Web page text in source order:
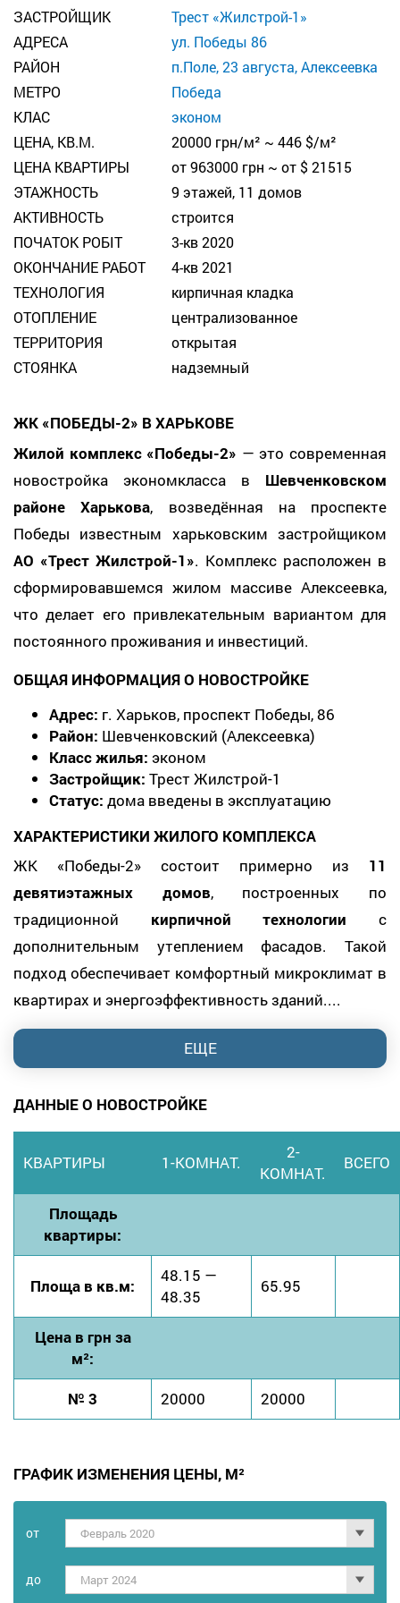
ЗАСТРОЙЩИК
Трест «Жилстрой-1»
АДРЕСА
ул. Победы 86
РАЙОН
п.Поле, 23 августа, Алексеевка
МЕТРО
Победа
КЛАС
эконом
ЦЕНА, КВ.М.
20000 грн/м² ~ 446 $/м²
ЦЕНА КВАРТИРЫ
от 963000 грн ~ от $ 21515
ЭТАЖНОСТЬ
9 этажей, 11 домов
АКТИВНОСТЬ
строится
ПОЧАТОК РОБІТ
3-кв 2020
ОКОНЧАНИЕ РАБОТ
4-кв 2021
ТЕХНОЛОГИЯ
кирпичная кладка
ОТОПЛЕНИЕ
централизованное
ТЕРРИТОРИЯ
открытая
СТОЯНКА
надземный
ЖК «ПОБЕДЫ-2» В ХАРЬКОВЕ
Жилой комплекс «Победы-2» — это современная
новостройка экономкласса в Шевченковском
районе Харькова, возведённая на проспекте
Победы известным харьковским застройщиком
АО «Трест Жилстрой-1». Комплекс расположен в
сформировавшемся жилом массиве Алексеевка,
что делает его привлекательным вариантом для
постоянного проживания и инвестиций.
ОБЩАЯ ИНФОРМАЦИЯ О НОВОСТРОЙКЕ
Адрес: г. Харьков, проспект Победы, 86
Район: Шевченковский (Алексеевка)
Класс жилья: эконом
Застройщик: Трест Жилстрой-1
Статус: дома введены в эксплуатацию
ХАРАКТЕРИСТИКИ ЖИЛОГО КОМПЛЕКСА
ЖК «Победы-2» состоит примерно из 11
девятиэтажных домов, построенных по
традиционной кирпичной технологии с
дополнительным утеплением фасадов. Такой
подход обеспечивает комфортный микроклимат в
квартирах и энергоэффективность зданий....
ЕЩЕ
ДАННЫЕ О НОВОСТРОЙКЕ
КВАРТИРЫ 1-КОМНАТ.
2-
КОМНАТ.
ВСЕГО
Площадь
квартиры:
Площа в кв.м:
48.15 —
48.35
65.95
Цена в грн за
м²:
№ 3
20000 20000
ГРАФИК ИЗМЕНЕНИЯ ЦЕНЫ, М²
от Февраль 2020
дo Март 2024